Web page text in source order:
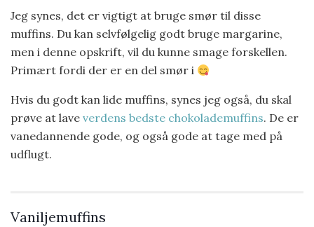
Jeg synes, det er vigtigt at bruge smør til disse
muffins. Du kan selvfølgelig godt bruge margarine,
men i denne opskrift, vil du kunne smage forskellen.
Primært fordi der er en del smør i
Hvis du godt kan lide muffins, synes jeg også, du skal
prøve at lave verdens bedste chokolademuffins. De er
vanedannende gode, og også gode at tage med på
udflugt.
Vaniljemuffins